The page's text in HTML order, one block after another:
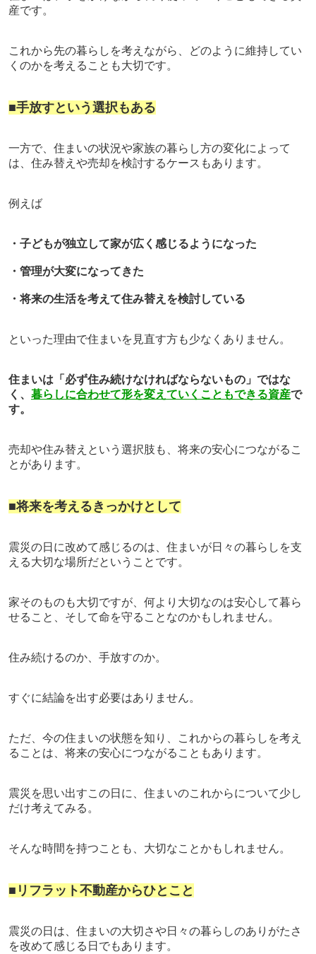
産です。
これから先の暮らしを考えながら、どのように維持してい
くのかを考えることも大切です。
■手放すという選択もある
一方で、住まいの状況や家族の暮らし方の変化によって
は、住み替えや売却を検討するケースもあります。
例えば
・子どもが独立して家が広く感じるようになった
・管理が大変になってきた
・将来の生活を考えて住み替えを検討している
といった理由で住まいを見直す方も少なくありません。
住まいは「必ず住み続けなければならないもの」ではな
く、 暮らしに合わせて形を変えていくこともできる資産で
す。
売却や住み替えという選択肢も、将来の安心につながるこ
とがあります。
■将来を考えるきっかけとして
震災の日に改めて感じるのは、住まいが日々の暮らしを支
える大切な場所だということです。
家そのものも大切ですが、何より大切なのは安心して暮ら
せること、そして命を守ることなのかもしれません。
住み続けるのか、手放すのか。
すぐに結論を出す必要はありません。
ただ、今の住まいの状態を知り、これからの暮らしを考え
ることは、将来の安心につながることもあります。
震災を思い出すこの日に、 住まいのこれからについて少し
だけ考えてみる。
そんな時間を持つことも、大切なことかもしれません。
■リフラット不動産からひとこと
震災の日は、住まいの大切さや日々の暮らしのありがたさ
を改めて感じる日でもあります。